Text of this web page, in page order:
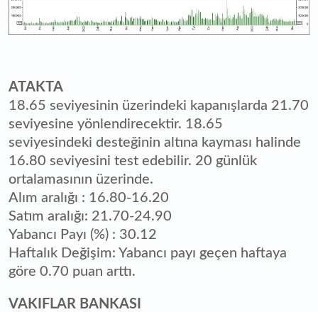
ATAKTA
18.65 seviyesinin üzerindeki kapanışlarda 21.70
seviyesine yönlendirecektir. 18.65
seviyesindeki desteğinin altına kayması halinde
16.80 seviyesini test edebilir. 20 günlük
ortalamasının üzerinde.
Alım aralığı : 16.80-16.20
Satım aralığı: 21.70-24.90
Yabancı Payı (%) : 30.12
Haftalık Değişim: Yabancı payı geçen haftaya
göre 0.70 puan arttı.
VAKIFLAR BANKASI